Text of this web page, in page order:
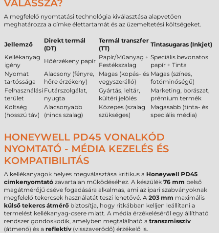
VÁLASSZA?
A megfelelő nyomtatási technológia kiválasztása alapvetően
meghatározza a címke élettartamát és az üzemeltetési költségeket.
Jellemző
Direkt termál
(DT)
Termál transzfer
(TT)
Tintasugaras (Inkjet)
Kellékanyag
igény
Hőérzékeny papír
Papír/Műanyag +
Festékszalag
Speciális bevonatos
papír + Tinta
Nyomat
tartóssága
Alacsony (fényre,
hőre érzékeny)
Magas (kopás- és
vegyszerálló)
Magas (színes,
fotóminőségű)
Felhasználási
terület
Futárszolgálat,
nyugta
Gyártás, leltár,
kültéri jelölés
Marketing, borászat,
prémium termék
Költség
(hosszú táv)
Alacsonyabb
(nincs szalag)
Közepes (szalag
szükséges)
Magasabb (tinta- és
speciális média)
HONEYWELL PD45 VONALKÓD
NYOMTATÓ - MÉDIA KEZELÉS ÉS
KOMPATIBILITÁS
A kellékanyagok helyes megválasztása kritikus a Honeywell PD45
címkenyomtató zavartalan működéséhez. A készülék 76 mm belső
magátmérőjű cséve fogadására alkalmas, ami az ipari szabványoknak
megfelelő tekercsek használatát teszi lehetővé. A 203 mm maximális
külső tekercs átmérő biztosítja, hogy ritkábban kelljen leállítani a
termelést kellékanyag-csere miatt. A média érzékeléséről egy állítható
rendszer gondoskodik, amelyben megtalálható a transzmisszív
(átmenő) és a reflektív (visszaverődő) érzékelő is.